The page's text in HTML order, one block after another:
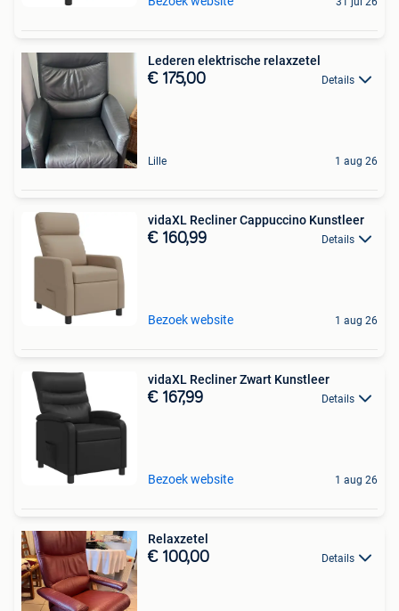
Lederen elektrische relaxzetel
€ 175,00 Details
Lille 1 aug 26
vidaXL Recliner Cappuccino Kunstleer
€ 160,99 Details
Bezoek website 1 aug 26
vidaXL Recliner Zwart Kunstleer
€ 167,99 Details
Bezoek website 1 aug 26
Relaxzetel
€ 100,00 Details